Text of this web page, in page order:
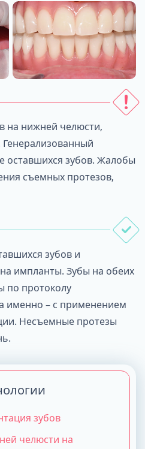
на нижней челюсти,
Генерализованный
оставшихся зубов. Жалобы
съемных протезов,
зубов и
импланты. Зубы на обеих
по протоколу
именно – с применением
Несъемные протезы
зубов
челюсти на